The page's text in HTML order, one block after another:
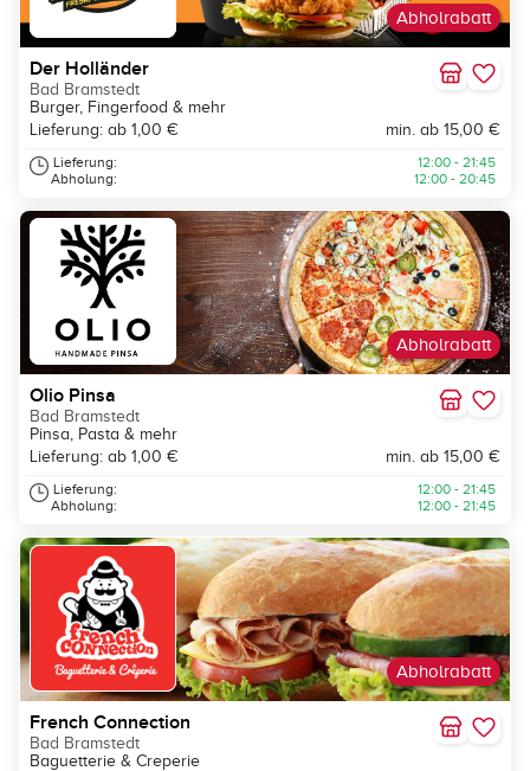
Abholrabatt
Der Holländer
Bad Bramstedt
Burger, Fingerfood & mehr
Lieferung: ab 1,00 €
min. ab 15,00 €
Lieferung:
Abholung:
12:00 - 21:45
12:00 - 20:45
Abholrabatt
Olio Pinsa
Bad Bramstedt
Pinsa, Pasta & mehr
Lieferung: ab 1,00 €
min. ab 15,00 €
Lieferung:
Abholung:
12:00 - 21:45
12:00 - 21:45
Abholrabatt
French Connection
Bad Bramstedt
Baguetterie & Creperie